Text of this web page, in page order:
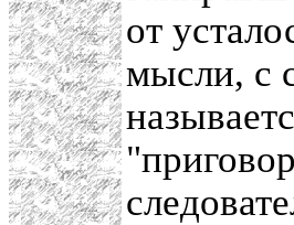
от
мысли, с